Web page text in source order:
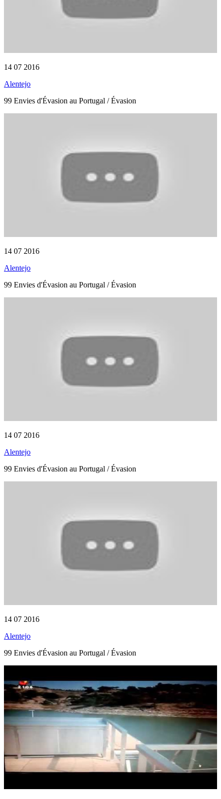
14 07 2016
Alentejo
99 Envies d'Évasion au Portugal / Évasion
14 07 2016
Alentejo
99 Envies d'Évasion au Portugal / Évasion
14 07 2016
Alentejo
99 Envies d'Évasion au Portugal / Évasion
14 07 2016
Alentejo
99 Envies d'Évasion au Portugal / Évasion